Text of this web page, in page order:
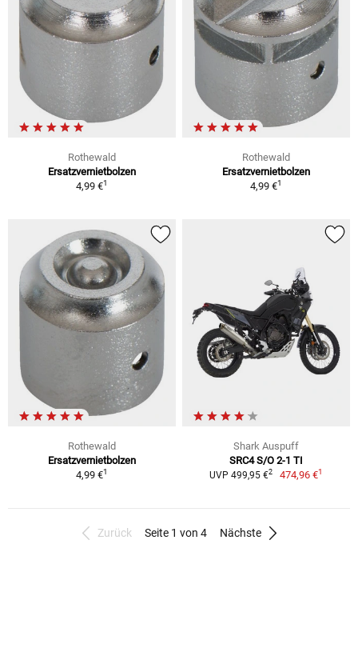
Rothewald
Ersatzvernietbolzen
4,99 €1
Rothewald
Ersatzvernietbolzen
4,99 €1
Rothewald
Ersatzvernietbolzen
4,99 €1
Shark Auspuff
SRC4 S/O 2-1 TI
UVP 499,95 €2 474,96 €1
Zurück Seite 1 von 4 Nächste